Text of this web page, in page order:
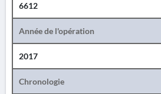
6612
Année de l'opération
2017
Chronologie